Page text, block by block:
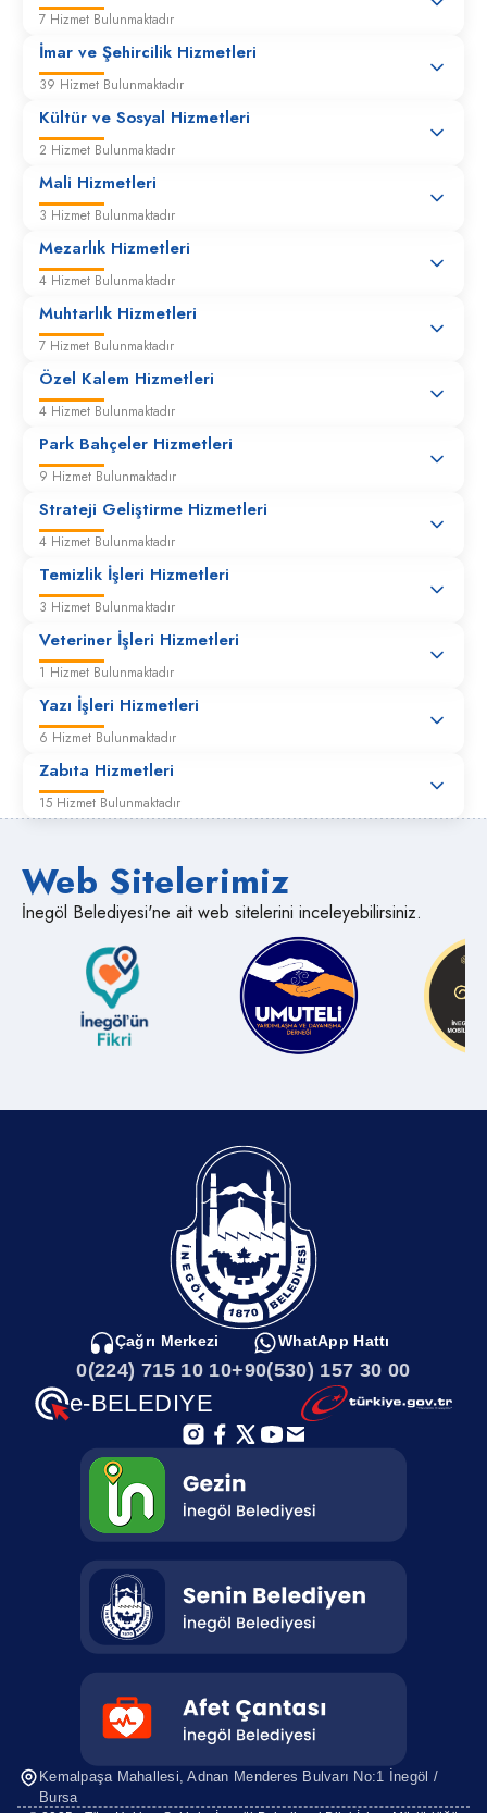
7 Hizmet Bulunmaktadır
İmar ve Şehircilik Hizmetleri
39 Hizmet Bulunmaktadır
Kültür ve Sosyal Hizmetleri
2 Hizmet Bulunmaktadır
Mali Hizmetleri
3 Hizmet Bulunmaktadır
Mezarlık Hizmetleri
4 Hizmet Bulunmaktadır
Muhtarlık Hizmetleri
7 Hizmet Bulunmaktadır
Özel Kalem Hizmetleri
4 Hizmet Bulunmaktadır
Park Bahçeler Hizmetleri
9 Hizmet Bulunmaktadır
Strateji Geliştirme Hizmetleri
4 Hizmet Bulunmaktadır
Temizlik İşleri Hizmetleri
3 Hizmet Bulunmaktadır
Veteriner İşleri Hizmetleri
1 Hizmet Bulunmaktadır
Yazı İşleri Hizmetleri
6 Hizmet Bulunmaktadır
Zabıta Hizmetleri
15 Hizmet Bulunmaktadır
Web Sitelerimiz
İnegöl Belediyesi'ne ait web sitelerini inceleyebilirsiniz.
Çağrı Merkezi
0(224) 715 10 10
WhatApp Hattı
+90(530) 157 30 00
e-BELEDIYE
Kemalpaşa Mahallesi, Adnan Menderes Bulvarı No:1 İnegöl /
Bursa